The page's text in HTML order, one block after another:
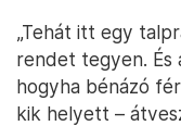
„Tehát itt egy
rendet tegyen. És
hogyha bénázó
kik helyett –